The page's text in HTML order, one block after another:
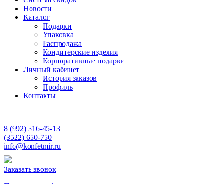
Новости
Каталог
Подарки
Упаковка
Распродажа
Кондитерские изделия
Корпоративные подарки
Личный кабинет
История заказов
Профиль
Контакты
8 (992) 316-45-13
(3522) 650-750
info@konfetmir.ru
Заказать звонок